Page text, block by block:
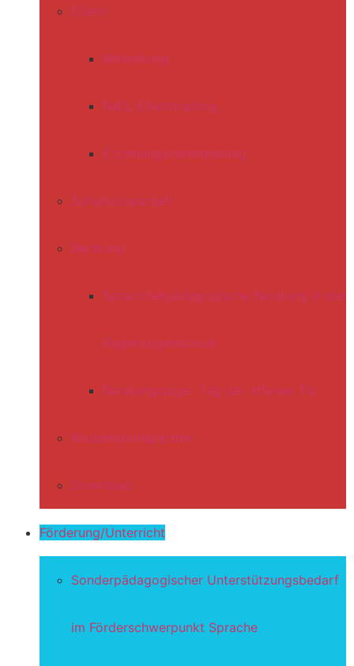
Eltern
Mitwirkung
ReEL-Elterntraining
Erziehungsvereinbarung
Schulsozialarbeit
Beratung
Sprachheilpädagogische Beratung in der
Regenbogenschule
Beratungstage- Tag der offenen Tür
Kooperationspartner
Download
Förderung/Unterricht
Sonderpädagogischer Unterstützungsbedarf
im Förderschwerpunkt Sprache